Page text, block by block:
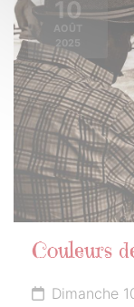
10
AOÛT
2025
Couleurs
Dimanche